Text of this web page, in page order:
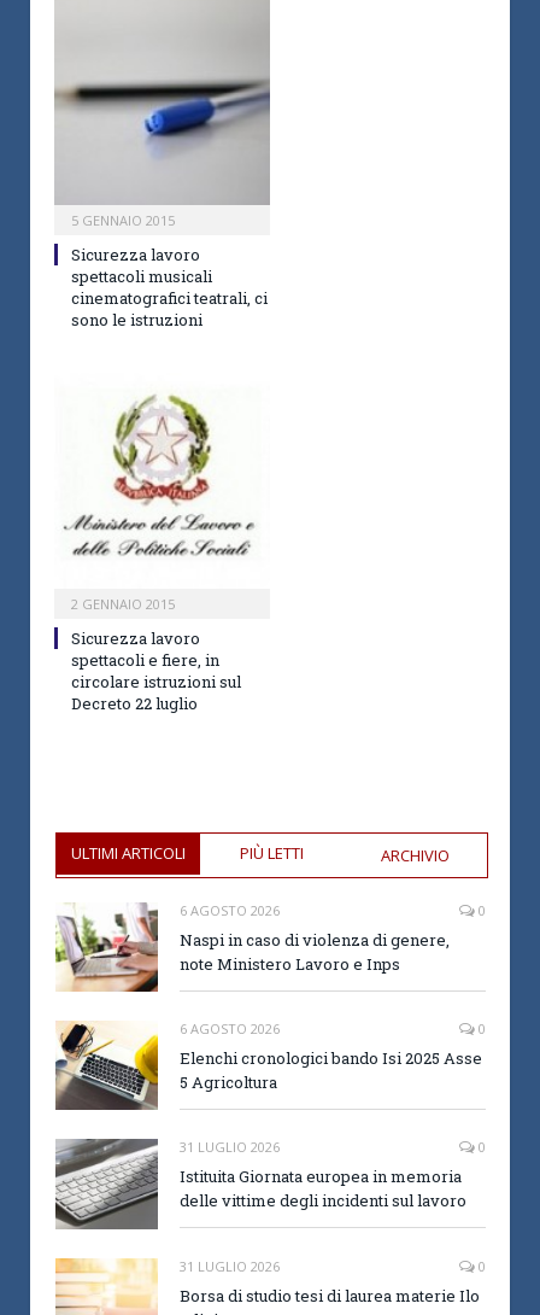
5 GENNAIO 2015
Sicurezza lavoro
spettacoli musicali
cinematografici teatrali, ci
sono le istruzioni
2 GENNAIO 2015
Sicurezza lavoro
spettacoli e fiere, in
circolare istruzioni sul
Decreto 22 luglio
ULTIMI ARTICOLI PIÙ LETTI ARCHIVIO
6 AGOSTO 2026 0
Naspi in caso di violenza di genere,
note Ministero Lavoro e Inps
6 AGOSTO 2026 0
Elenchi cronologici bando Isi 2025 Asse
5 Agricoltura
31 LUGLIO 2026 0
Istituita Giornata europea in memoria
delle vittime degli incidenti sul lavoro
31 LUGLIO 2026 0
Borsa di studio tesi di laurea materie Ilo